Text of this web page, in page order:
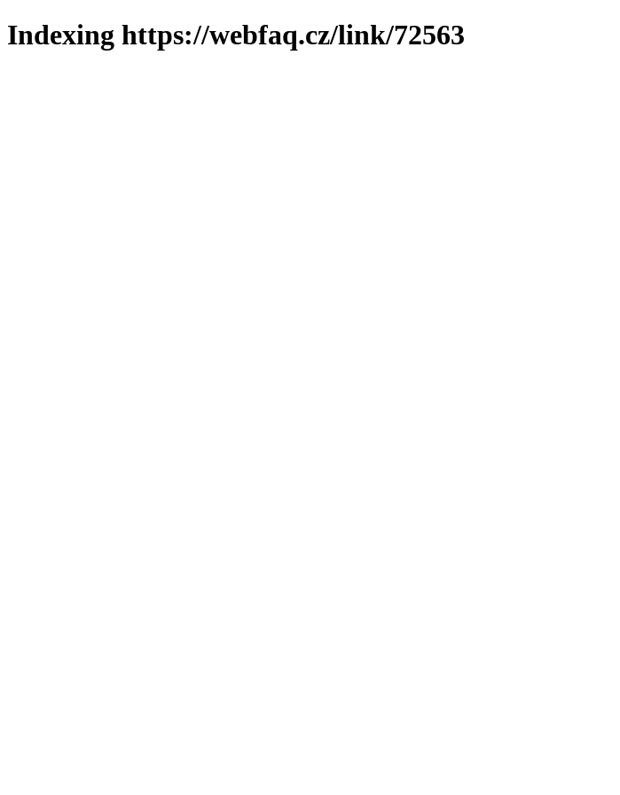
Indexing https://webfaq.cz/link/72563